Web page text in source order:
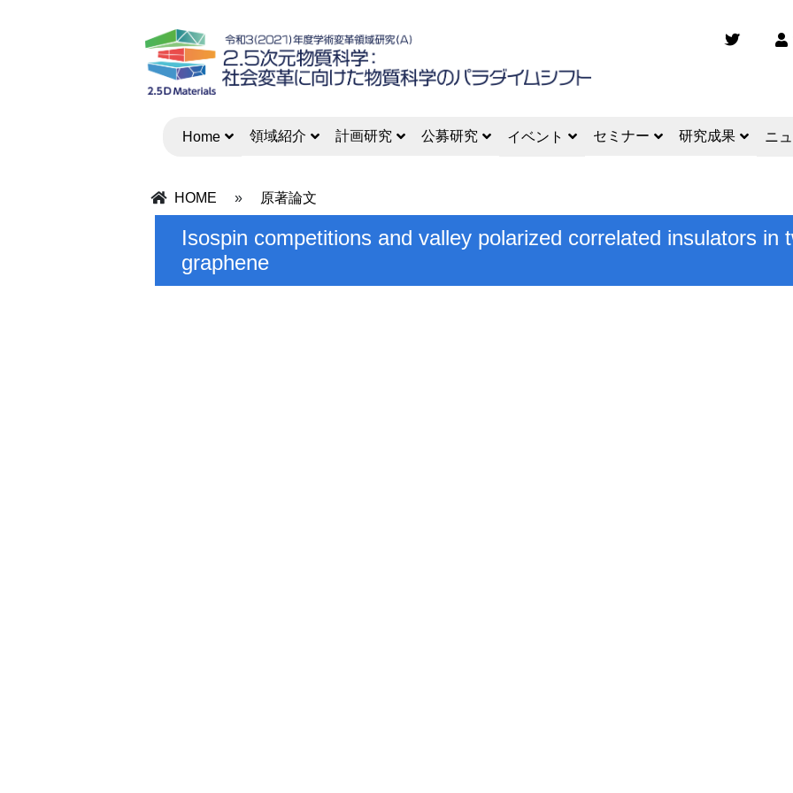
Home 領域紹介 計画研究 公募研究 イベント セミナー 研究成果 ニ
HOME » 原著論文
Isospin competitions and valley polarized correlated insulators in
graphene